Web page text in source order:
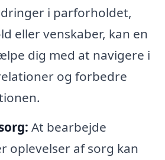
i parforholdet,
eller venskaber, kan en
dig med at navigere i
og forbedre
At bearbejde
oplevelser af sorg kan